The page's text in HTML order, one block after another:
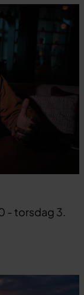
- torsdag 3.